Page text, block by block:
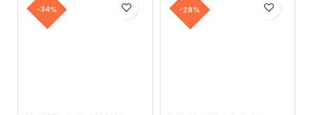
-34% -28%